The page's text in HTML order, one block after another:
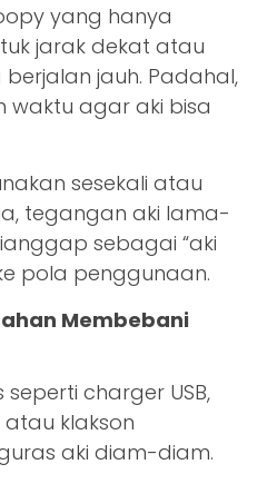
yang hanya
jarak dekat atau
jauh. Padahal,
waktu agar aki bisa
sesekali atau
tegangan aki lama-
sebagai “aki
pola penggunaan.
Membebani
charger USB,
klakson
aki diam-diam.